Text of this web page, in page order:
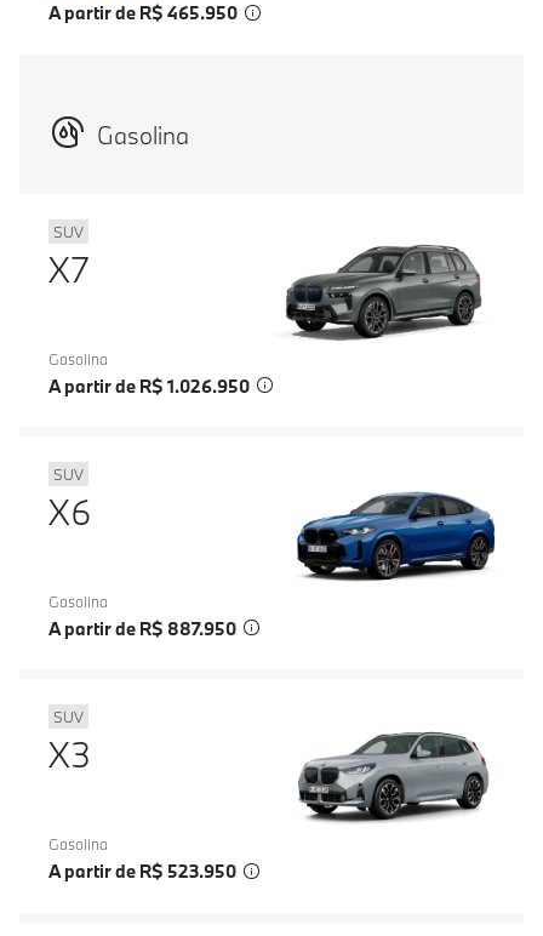
A partir de R$ 465.950
Gasolina
SUV
X7
Gasolina
A partir de R$ 1.026.950
SUV
X6
Gasolina
A partir de R$ 887.950
SUV
X3
Gasolina
A partir de R$ 523.950